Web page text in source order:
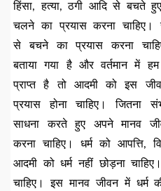
हिंसा, हत्या, ठगी आदि से बचते
चलने का प्रयास करना
से बचने का प्रयास करना
बताया गया है और वर्तमान में
प्राप्त है तो आदमी को इस
प्रयास होना चाहिए। जितना
साधना करते हुए अपने मानव
करना चाहिए। धर्म को
आदमी को धर्म नहीं छोड़ना
चाहिए। इस मानव जीवन में धर्म